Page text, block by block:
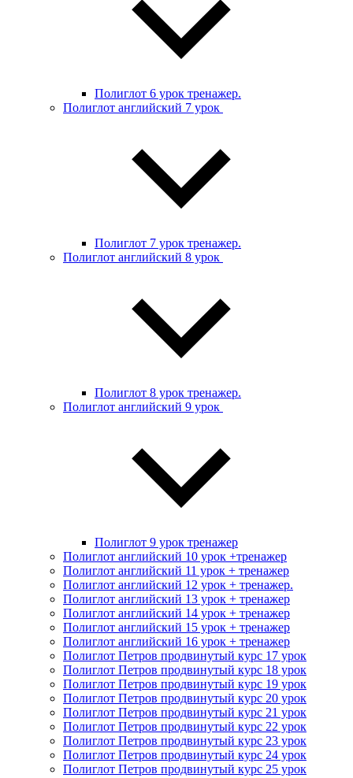
Полиглот 6 урок тренажер.
Полиглот английский 7 урок
Полиглот 7 урок тренажер.
Полиглот английский 8 урок
Полиглот 8 урок тренажер.
Полиглот английский 9 урок
Полиглот 9 урок тренажер
Полиглот английский 10 урок +тренажер
Полиглот английский 11 урок + тренажер
Полиглот английский 12 урок + тренажер.
Полиглот английский 13 урок + тренажер
Полиглот английский 14 урок + тренажер
Полиглот английский 15 урок + тренажер
Полиглот английский 16 урок + тренажер
Полиглот Петров продвинутый курс 17 урок
Полиглот Петров продвинутый курс 18 урок
Полиглот Петров продвинутый курс 19 урок
Полиглот Петров продвинутый курс 20 урок
Полиглот Петров продвинутый курс 21 урок
Полиглот Петров продвинутый курс 22 урок
Полиглот Петров продвинутый курс 23 урок
Полиглот Петров продвинутый курс 24 урок
Полиглот Петров продвинутый курс 25 урок